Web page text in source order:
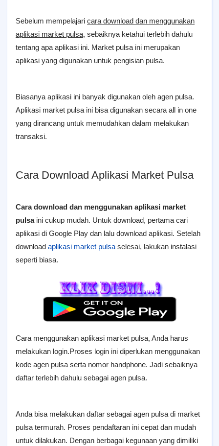
Sebelum mempelajari cara download dan menggunakan
aplikasi market pulsa, sebaiknya ketahui terlebih dahulu
tentang apa aplikasi ini. Market pulsa ini merupakan
aplikasi yang digunakan untuk pengisian pulsa.
Biasanya aplikasi ini banyak digunakan oleh agen pulsa.
Aplikasi market pulsa ini bisa digunakan secara all in one
yang dirancang untuk memudahkan dalam melakukan
transaksi.
Cara Download Aplikasi Market Pulsa
Cara download dan menggunakan aplikasi market
pulsaini cukup mudah. Untuk download, pertama cari
aplikasi di Google Play dan lalu download aplikasi. Setelah
download aplikasi market pulsa selesai, lakukan instalasi
seperti biasa.
Cara menggunakan aplikasi market pulsa, Anda harus
melakukan login.Proses login ini diperlukan menggunakan
kode agen pulsa serta nomor handphone. Jadi sebaiknya
daftar terlebih dahulu sebagai agen pulsa.
Anda bisa melakukan daftar sebagai agen pulsa di market
pulsa termurah. Proses pendaftaran ini cepat dan mudah
untuk dilakukan. Dengan berbagai kegunaan yang dimiliki